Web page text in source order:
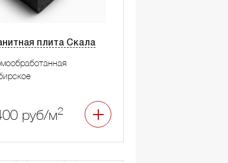
плита Скала
руб/м2